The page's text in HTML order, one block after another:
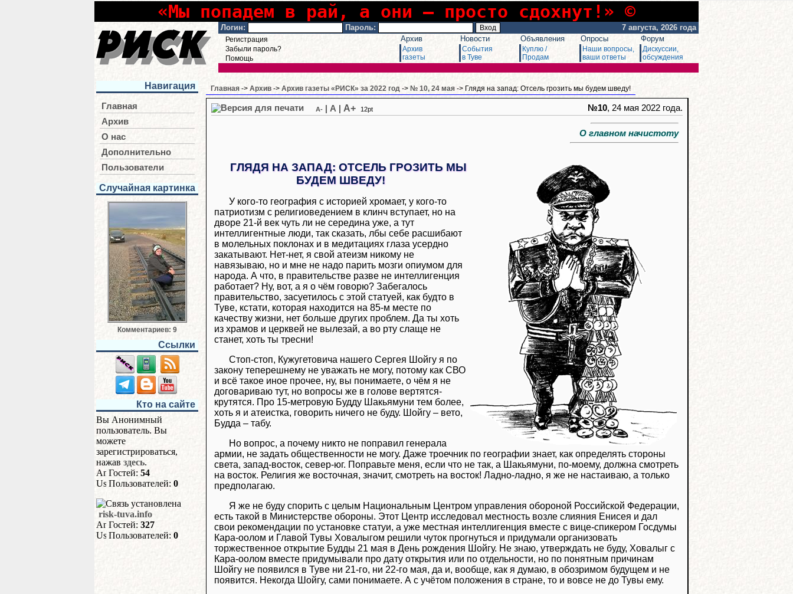
«Мы попадем в рай, а они – просто сдохнут!» ©
Логин: Пароль: 7 августа, 2026 года
Регистрация
Забыли пароль?
Помощь
Архив
Архив
газеты
Новости
События
в Туве
Объявления
Куплю /
Продам
Опросы
Наши вопросы,
ваши ответы
Форум
Дискуссии,
обсуждения
Навигация
Главная
Архив
О нас
Дополнительно
Пользователи
Случайная картинка
Комментариев: 9
Ссылки
Кто на сайте
Вы Анонимный
пользователь. Вы
можете
зарегистрироваться,
нажав здесь.
Гостей: 54
Пользователей: 0
risk-tuva.info
Гостей: 327
Пользователей: 0
Главная -> Архив -> Архив газеты «РИСК» за 2022 год -> № 10, 24 мая -> Глядя на запад: Отсель грозить мы будем шведу!
A- A A+ 12pt №10, 24 мая 2022 года.
О главном начистоту
ГЛЯДЯ НА ЗАПАД: ОТСЕЛЬ ГРОЗИТЬ МЫ
БУДЕМ ШВЕДУ!
У кого-то география с историей хромает, у кого-то
патриотизм с религиоведением в клинч вступает, но на
дворе 21-й век чуть ли не середина уже, а тут
интеллигентные люди, так сказать, лбы себе расшибают
в молельных поклонах и в медитациях глаза усердно
закатывают. Нет-нет, я свой атеизм никому не
навязываю, но и мне не надо парить мозги опиумом для
народа. А что, в правительстве разве не интеллигенция
работает? Ну, вот, а я о чём говорю? Забегалось
правительство, засуетилось с этой статуей, как будто в
Туве, кстати, которая находится на 85-м месте по
качеству жизни, нет больше других проблем. Да ты хоть
из храмов и церквей не вылезай, а во рту слаще не
станет, хоть ты тресни!
Стоп-стоп, Кужугетовича нашего Сергея Шойгу я по
закону теперешнему не уважать не могу, потому как СВО
и всё такое иное прочее, ну, вы понимаете, о чём я не
договариваю тут, но вопросы же в голове вертятся-
крутятся. Про 15-метровую Будду Шакьямуни тем более,
хоть я и атеистка, говорить ничего не буду. Шойгу – вето,
Будда – табу.
Но вопрос, а почему никто не поправил генерала
армии, не задать общественности не могу. Даже троечник по географии знает, как определять стороны
света, запад-восток, север-юг. Поправьте меня, если что не так, а Шакьямуни, по-моему, должна смотреть
на восток. Религия же восточная, значит, смотреть на восток! Ладно-ладно, я же не настаиваю, а только
предполагаю.
Я же не буду спорить с целым Национальным Центром управления обороной Российской Федерации,
есть такой в Министерстве обороны. Этот Центр исследовал местность возле слияния Енисея и дал
свои рекомендации по установке статуи, а уже местная интеллигенция вместе с вице-спикером Госдумы
Кара-оолом и Главой Тувы Ховалыгом решили чуток прогнуться и придумали организовать
торжественное открытие Будды 21 мая в День рождения Шойгу. Не знаю, утверждать не буду, Ховалыг с
Кара-оолом вместе придумывали про дату открытия или по отдельности, но по понятным причинам
Шойгу не появился в Туве ни 21-го, ни 22-го мая, да и, вообще, как я думаю, в обозримом будущем и не
появится. Некогда Шойгу, сами понимаете. А с учётом положения в стране, то и вовсе не до Тувы ему.